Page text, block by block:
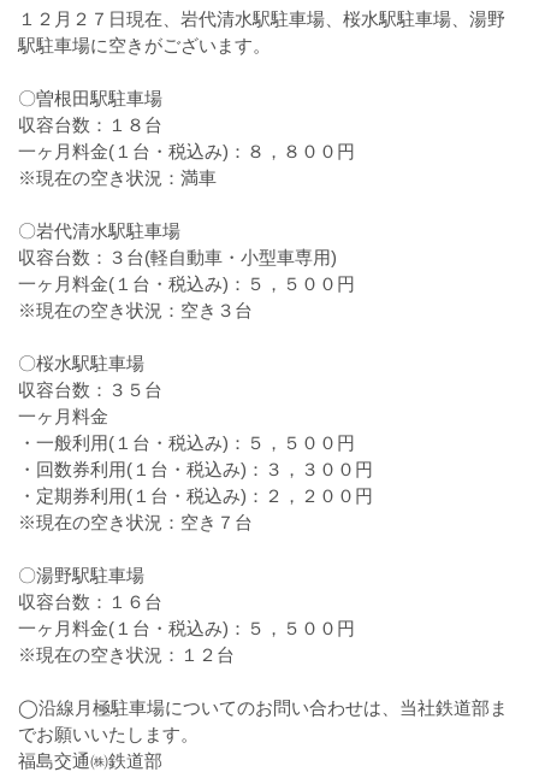
１２月２７日現在、岩代清水駅駐車場、桜水駅駐車場、湯野
駅駐車場に空きがございます。
〇曽根田駅駐車場
収容台数：１８台
一ヶ月料金(１台・税込み)：８，８００円
※現在の空き状況：満車
〇岩代清水駅駐車場
収容台数：３台(軽自動車・小型車専用)
一ヶ月料金(１台・税込み)：５，５００円
※現在の空き状況：空き３台
〇桜水駅駐車場
収容台数：３５台
一ヶ月料金
・一般利用(１台・税込み)：５，５００円
・回数券利用(１台・税込み)：３，３００円
・定期券利用(１台・税込み)：２，２００円
※現在の空き状況：空き７台
〇湯野駅駐車場
収容台数：１６台
一ヶ月料金(１台・税込み)：５，５００円
※現在の空き状況：１２台
◯沿線月極駐車場についてのお問い合わせは、当社鉄道部ま
でお願いいたします。
福島交通㈱鉄道部